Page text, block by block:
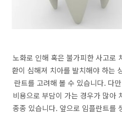
노화로 인해 혹은 불가피한 사고로
환이 심해져 치아를 발치해야 하는
란트를 고려해 볼 수 있습니다. 다
비용으로 부담이 가는 경우가 많아
종종 있습니다. 앞으로 임플란트를